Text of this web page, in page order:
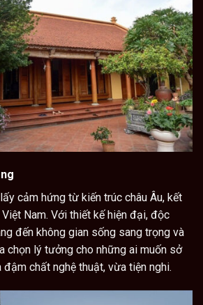
cảm hứng từ kiến trúc châu Âu, kết
Nam. Với thiết kế hiện đại, độc
đến không gian sống sang trọng và
chọn lý tưởng cho những ai muốn sở
đậm chất nghệ thuật, vừa tiện nghi.